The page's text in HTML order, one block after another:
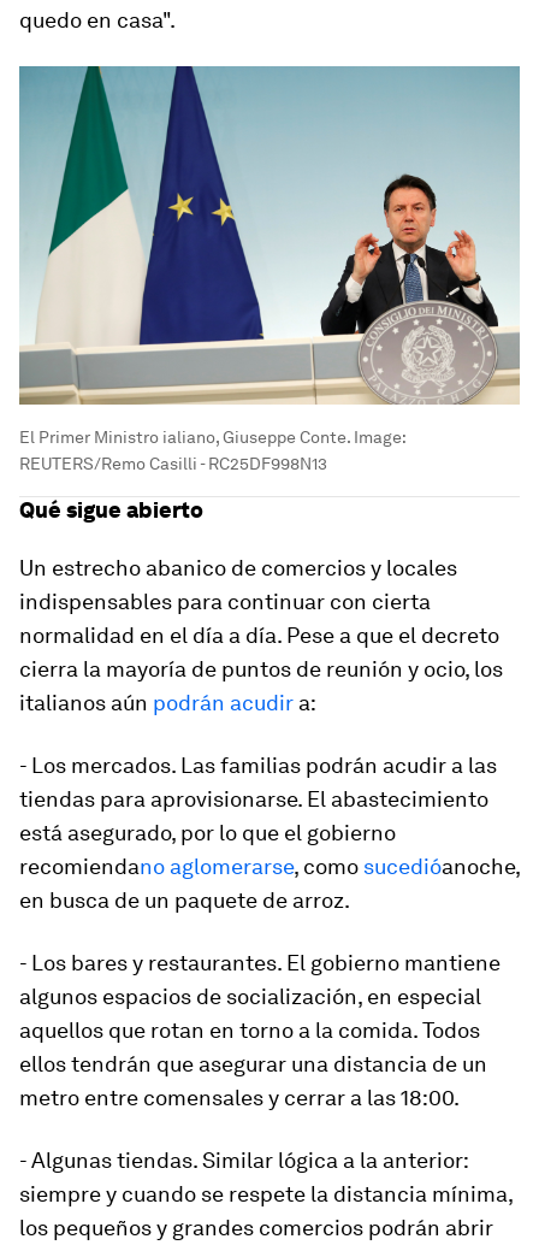
quedo en casa".
El Primer Ministro ialiano, Giuseppe Conte. Image:
REUTERS/Remo Casilli - RC25DF998N13
Qué sigue abierto
Un estrecho abanico de comercios y locales
indispensables para continuar con cierta
normalidad en el día a día. Pese a que el decreto
cierra la mayoría de puntos de reunión y ocio, los
italianos aún podrán acudir a:
- Los mercados. Las familias podrán acudir a las
tiendas para aprovisionarse. El abastecimiento
está asegurado, por lo que el gobierno
recomiendano aglomerarse, como sucedióanoche,
en busca de un paquete de arroz.
- Los bares y restaurantes. El gobierno mantiene
algunos espacios de socialización, en especial
aquellos que rotan en torno a la comida. Todos
ellos tendrán que asegurar una distancia de un
metro entre comensales y cerrar a las 18:00.
- Algunas tiendas. Similar lógica a la anterior:
siempre y cuando se respete la distancia mínima,
los pequeños y grandes comercios podrán abrir